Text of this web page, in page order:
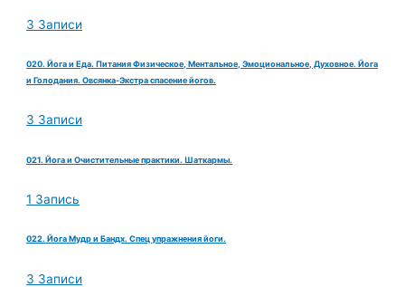
3 Записи
020. Йога и Еда. Питания Физическое, Ментальное, Эмоциональное, Духовное. Йога
и Голодания. Овсянка-Экстра спасение йогов.
3 Записи
021. Йога и Очистительные практики. Шаткармы.
1 Запись
022. Йога Мудр и Бандх. Спец упражнения йоги.
3 Записи